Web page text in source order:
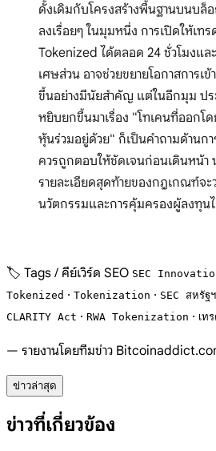
ดั้งเดิมกับโครงสร้างพื้นฐานบนบล็
ลงเรื่อยๆ ในมุมหนึ่ง การเปิดให้เท
Tokenized ได้ตลอด 24 ชั่วโมงแ
เศษส่วน อาจช่วยขยายโอกาสการเ
ขึ้นอย่างมีนัยสำคัญ แต่ในอีกมุม ป
หยิบยกขึ้นมาเรื่อง "โทเคนที่ออกโ
หุ้นร่วมอยู่ด้วย" ก็เป็นคำถามด้านก
ควรถูกตอบให้ชัดเจนก่อนเดินหน้า
รายละเอียดสุดท้ายของกฎเกณฑ์จะ
นวัตกรรมและการคุ้มครองผู้ลงทุน
🏷️ Tags / คีย์เวิร์ด SEO SEC
Tokenized · Tokenization · SEC สหรัฐฯ
CLARITY Act · RWA Tokenization · เท
— รายงานโดยทีมข่าว
ข่าวล่าสุด
ข่าวที่เกี่ยวข้อง